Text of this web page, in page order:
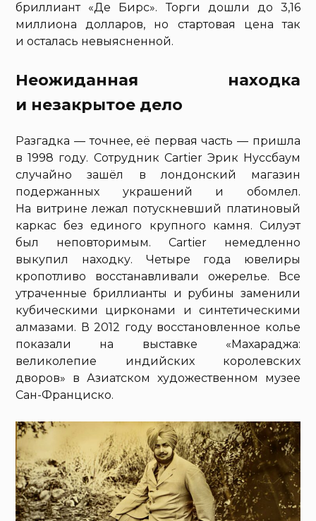
бриллиант «Де Бирс». Торги дошли до 3,16
миллиона долларов, но стартовая цена так
и осталась невыясненной.
Неожиданная находка
и незакрытое дело
Разгадка — точнее, её первая часть — пришла
в 1998 году. Сотрудник Cartier Эрик Нуссбаум
случайно зашёл в лондонский магазин
подержанных украшений и обомлел.
На витрине лежал потускневший платиновый
каркас без единого крупного камня. Силуэт
был неповторимым. Cartier немедленно
выкупил находку. Четыре года ювелиры
кропотливо восстанавливали ожерелье. Все
утраченные бриллианты и рубины заменили
кубическими цирконами и синтетическими
алмазами. В 2012 году восстановленное колье
показали на выставке «Махараджа:
великолепие индийских королевских
дворов» в Азиатском художественном музее
Сан-Франциско.